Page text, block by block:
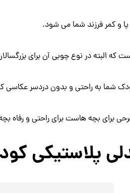
و کمر فرزند شما می شود.
البته در نوع چوبی آن برای بزرگسالان
کودک شما به راحتی و بدون دردسر
برای بچه هاست برای راحتی و رفاه
پلاستیکی